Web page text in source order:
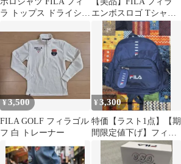
ラ トップス ドライシャ
エンボスロゴ Tシャツ
グレー Oサイズ 大きめ
¥3,500
FILA GOLF フィラゴル
フ 白 トレーナー
¥3,300
特価【ラスト1点】【期
間限定値下げ】フィラ
FILA リュックサック 1